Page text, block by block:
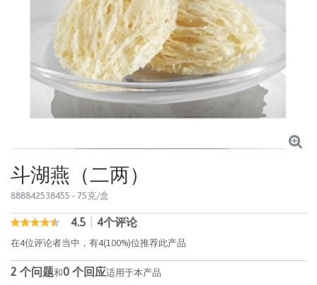
斗湖燕（二两）
888842538455 - 75克/盒
5 out of 5 Customer Rating
4.5
out
of
5
stars,
4.5 4个评论
在4位评论者当中，有4(100%)位推荐此产品
2 个问题和0 个回应适用于本产品